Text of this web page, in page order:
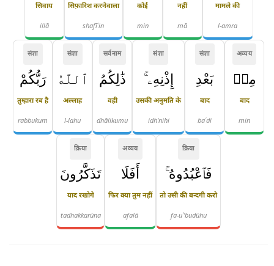
मामले की
l-amra
नहीं
mā
कोई
min
सिफ़ारिश करनेवाला
shafīʿin
सिवाय
illā
अव्यय
مِنۢ
बाद
min
संज्ञा
بَعْدِ
बाद
baʿdi
संज्ञा
إِذْنِهِۦ ۚ
उसकी अनुमति के
idh'nihi
सर्वनाम
ذَٰلِكُمُ
वही
dhālikumu
संज्ञा
ٱللَّهُ
अल्लाह
l-lahu
संज्ञा
رَبُّكُمْ
तुम्हारा रब है
rabbukum
क्रिया
فَٱعْبُدُوهُ ۚ
तो उसी की बन्दगी करो
fa-uʿ'budūhu
अव्यय
أَفَلَا
फिर क्या तुम नहीं
afalā
क्रिया
تَذَكَّرُونَ
याद रखोगे
tadhakkarūna